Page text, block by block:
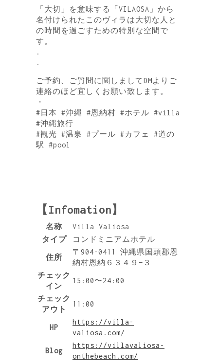
「大切」を意味する「VILAOSA」から
名付けられたこのヴィラは大切な人と
の時間を過ごすための特別な空間で
す。
.
.
ご予約、ご質問に関しましてDMよりご
連絡のほど宜しくお願い致します。
・
#日本 #沖縄 #恩納村 #ホテル #villa
#沖縄旅行
#観光 #温泉 #プール #カフェ #道の
駅 #pool
【Infomation】
名称
Villa Valiosa
タイプ
コンドミニアムホテル
住所
〒904-0411 沖縄県国頭郡恩
納村恩納６３４９−３
チェック
イン
15:00〜24:00
チェック
アウト
11:00
HP
https://villa-
valiosa.com/
Blog
https://villavaliosa-
onthebeach.com/